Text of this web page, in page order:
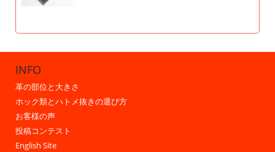
INFO
革の部位と大きさ
ホック類とハトメ抜きの選び方
お客様の声
投稿コンテスト
English Site